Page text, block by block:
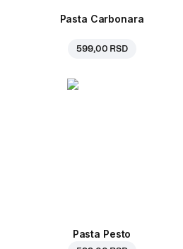
Pasta Carbonara
599,00 RSD
Pasta Pesto